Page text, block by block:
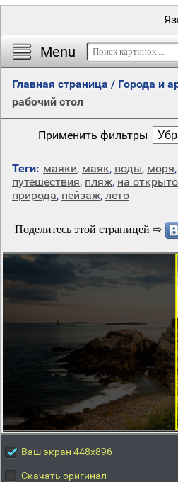
Menu
Главная страница / Города и
рабочий стол
Применить фильтры
Теги: маяки, маяк, воды, моря,
путешествия, пляж, на
природа, пейзаж, лето
Ваш экран 448x896
Скачать оригинал